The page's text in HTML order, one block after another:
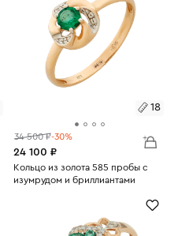
18
34 500 ₽-30%
24 100 ₽
Размеры:
Кольцо из золота 585 пробы с
изумрудом и бриллиантами